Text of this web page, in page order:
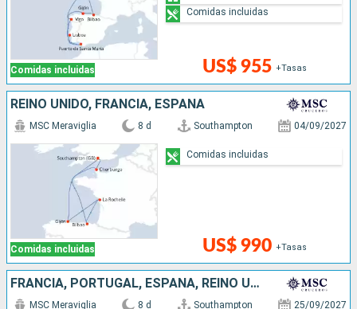
Comidas incluidas US$ 955 +Tasas
Comidas incluidas
REINO UNIDO, FRANCIA, ESPAÑA
Comidas incluidas
MSC Meraviglia 8 d Southampton 04/09/2027
US$ 990 +Tasas
Comidas incluidas
FRANCIA, PORTUGAL, ESPAÑA, REINO UNIDO
MSC Meraviglia 8 d Southampton 25/09/2027